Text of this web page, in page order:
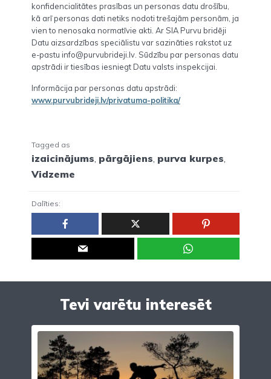
konfidencialitātes prasības un personas datu drošību,
kā arī personas dati netiks nodoti trešajām personām, ja
vien to nenosaka normatīvie akti. Ar SIA Purvu bridēji
Datu aizsardzības speciālistu var sazināties rakstot uz
e-pastu info@purvubrideji.lv. Sūdzību par personas datu
apstrādi ir tiesības iesniegt Datu valsts inspekcijai.
Informācija par personas datu apstrādi:
www.purvubrideji.lv/privatuma-politika/
Tagged as
izaicinājums pārgājiens purva kurpes
Vidzeme
Dalīties:
Tevi varētu interesēt